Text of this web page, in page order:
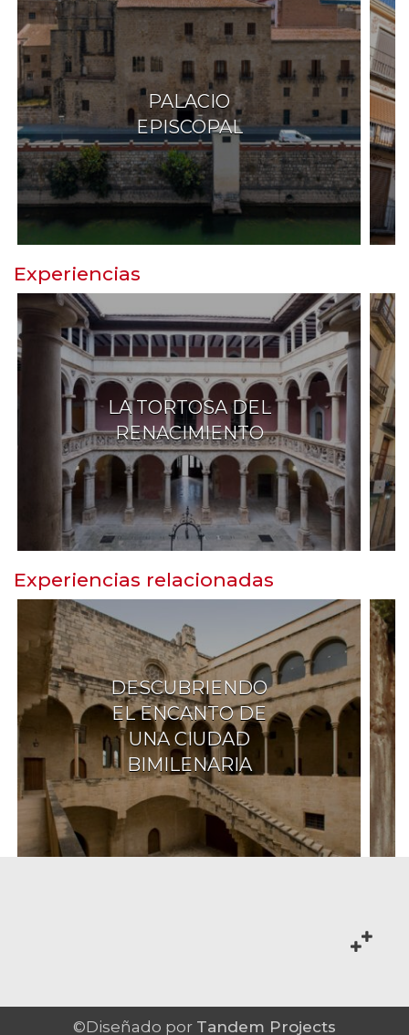
PALACIO
EPISCOPAL
Experiencias
LA TORTOSA DEL
RENACIMIENTO
Experiencias relacionadas
DESCUBRIENDO
EL ENCANTO DE
UNA CIUDAD
BIMILENARIA
©Diseñado por Tandem Projects